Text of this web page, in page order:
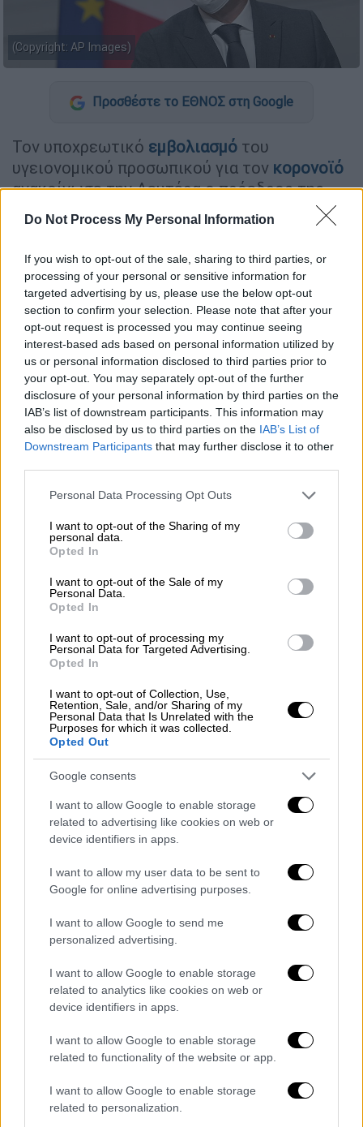
Do Not Process My Personal Information
If you wish to opt-out of the sale, sharing to third parties, or
processing of your personal or sensitive information for
targeted advertising by us, please use the below opt-out
section to confirm your selection. Please note that after your
opt-out request is processed you may continue seeing
interest-based ads based on personal information utilized by
us or personal information disclosed to third parties prior to
your opt-out. You may separately opt-out of the further
disclosure of your personal information by third parties on the
IAB’s list of downstream participants. This information may
also be disclosed by us to third parties on the IAB’s List of
Downstream Participants that may further disclose it to other
Please note that this website/app uses one or more Google
not limited to your visit or usage behaviour. You may click to
grant or deny consent to Google and its third-party tags to
use your data for below specified purposes in below Google
consent section.
Personal Data Processing Opt Outs
I want to opt-out of the Sharing of my
personal data.
Opted In
I want to opt-out of the Sale of my
Personal Data.
Opted In
I want to opt-out of processing my
Personal Data for Targeted Advertising.
Opted In
I want to opt-out of Collection, Use,
Retention, Sale, and/or Sharing of my
Personal Data that Is Unrelated with the
Purposes for which it was collected.
Opted Out
Google consents
I want to allow Google to enable storage
related to advertising like cookies on web or
device identifiers in apps.
I want to allow my user data to be sent to
Google for online advertising purposes.
I want to allow Google to send me
personalized advertising.
I want to allow Google to enable storage
related to analytics like cookies on web or
device identifiers in apps.
I want to allow Google to enable storage
related to functionality of the website or app.
I want to allow Google to enable storage
related to personalization.
(Copyright: AP Images)
Προσθέστε το ΕΘΝΟΣ στη Google
Τον υποχρεωτικό εμβολιασμό του
υγειονομικού προσωπικού για τoν κορονοϊό
ανακοίνωσε την Δευτέρα ο πρόεδρος της
Γαλλίας ,Εμανουέλ Μακρόν.
τόνισε ότι οι Aρχές δίνουν μάχη με τον
χρόνο για να περιορίσουν την μετάλλαξη
Δέλτατου κορονοϊού. «Αν δεν δράσουμε
τώρα, ο αριθμός των κρουσμάτων και ο
αριθμός των νοσηλειών θα αυξηθεί»,
προειδοποίησε.
Έλεγχοι από τις 15 Σεπτεμβρίου
Από την επόμενη εβδομάδα, 21 Ιουλίου, όσοι
από 50 άνθρωποι θα πρέπει να είναι
εφοδιασμένοι με πιστοποιητικό υγείας. Από
τον Αύγουστο, τα πιστοποιητικά θα είναι
σε μπαρ, εστιατόρια, αεροπλάνα και τρένα.
αναζωπύρωση της πανδημίας, ο
εμβολιασμός
για τον κορονοϊό θα καταστεί υποχρεωτικός
για όλο το υγειονομικό προσωπικό αλλά και
για όσους εργαζόμενους έρχονται σε επαφή
με ευάλωτους ασθενείς. Από τις 15
Σεπτεμβρίου οι αρχές θα ξεκινήσουν να
ελέγχουν αν τηρήθηκε το μέτρο και θα
Ο Γάλλος πρόεδρος είπε επίσης ότι θα
εφαρμοστεί απαγόρευση της κυκλοφορίας
κατά τη διάρκεια της νύχτας στη Μαρτινίκα
και το νησί Ρεϊνιόν.
Όλες οι ειδήσεις
εμβολιασμένοι - Υποχρεωτικό εμβόλιο σε
γηροκομεία και υγειονομικούς
Ηλιούπολη: Οργανωμένο κύκλωμα
σεξουαλικής εκμετάλλευσης με θύμα τη
Εμβόλιο: Την Πέμπτη 15 Ιουλίου ανοίγει η